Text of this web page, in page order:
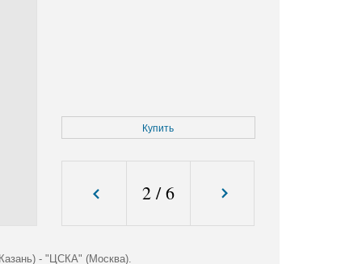
Купить
2/6
- "ЦСКА" (Москва).